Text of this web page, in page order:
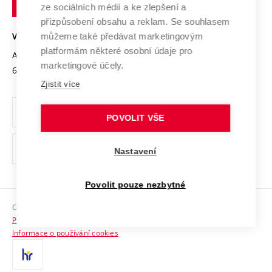
Open Science
Projekty
Projekty ze strukturálních fondů
Specifický výzkum
Mezinárodní dohody
Univerzitní sítě
Bezpečná univerzita
Vyznamenání
Organizační struktura
Ochrana osobních údajů
odkaz)
Sociální bezpečí
HR Award
Kontakty
VYSOKÉ UČENÍ TECHNICKÉ V BRNĚ
Antonínská 548/1
602 00 Brno
www.vut.cz
vut@vutbr.cz
Copyright © 2026 VUT
Prohlášení o přístupnosti
Informace o používání cookies
ze sociálních médií a ke zlepšení a
přizpůsobení obsahu a reklam. Se souhlasem
můžeme také předávat marketingovým
platformám některé osobní údaje pro
marketingové účely.
Zjistit více
POVOLIT VŠE
Nastavení
Povolit pouze nezbytné